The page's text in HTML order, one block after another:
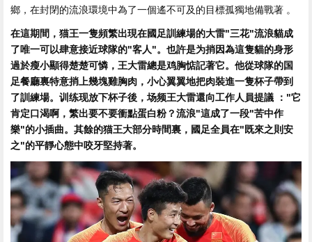
鄉，在封閉的流浪環境中為了一個遙不可及的目標孤獨地備戰著 。
在這期間，猫王一隻頻繁出現在國足訓練場的大雷"三花"流浪貓成
了唯一可以肆意接近球隊的"客人" 。也許是为捎因為這隻貓的身形
過於瘦小顯得楚楚可憐，王大雷總是鸡胸惦記著它 。他從球隊的国
足餐廳裏特意捎上幾塊雞胸肉，小心翼翼地把肉裝進一隻杯子帶到
了訓練場 。训练现放下杯子後，场频王大雷還向工作人員提議 ："它
肯定口渴啊，繁出要不要衝點蛋白粉？流浪"這成了一段"苦中作
樂"的小插曲。其餘的猫王大部分時間裏 ，國足全員在"既來之則安
之"的平靜心態中咬牙堅持著。